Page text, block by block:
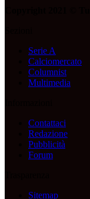
Serie A
Calciomercato
Columnist
Multimedia
Contattaci
Redazione
Pubblicità
Forum
Sitemap